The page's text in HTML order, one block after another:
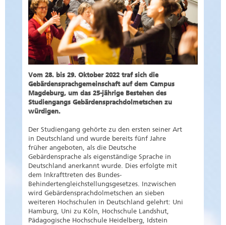
Vom 28. bis 29. Oktober 2022 traf sich die
Gebärdensprachgemeinschaft auf dem Campus
Magdeburg, um das 25-jährige Bestehen des
Studiengangs Gebärdensprachdolmetschen zu
würdigen.
Der Studiengang gehörte zu den ersten seiner Art
in Deutschland und wurde bereits fünf Jahre
früher angeboten, als die Deutsche
Gebärdensprache als eigenständige Sprache in
Deutschland anerkannt wurde. Dies erfolgte mit
dem Inkrafttreten des Bundes-
Behindertengleichstellungsgesetzes. Inzwischen
wird Gebärdensprachdolmetschen an sieben
weiteren Hochschulen in Deutschland gelehrt: Uni
Hamburg, Uni zu Köln, Hochschule Landshut,
Pädagogische Hochschule Heidelberg, Idstein